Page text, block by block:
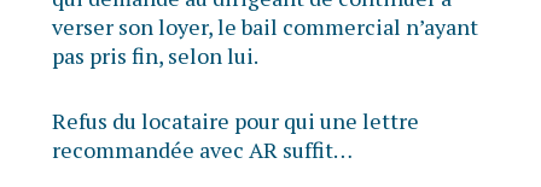
verser son loyer, le bail commercial n’ayant
pas pris fin, selon lui.
Refus du locataire pour qui une lettre
recommandée avec AR suffit…